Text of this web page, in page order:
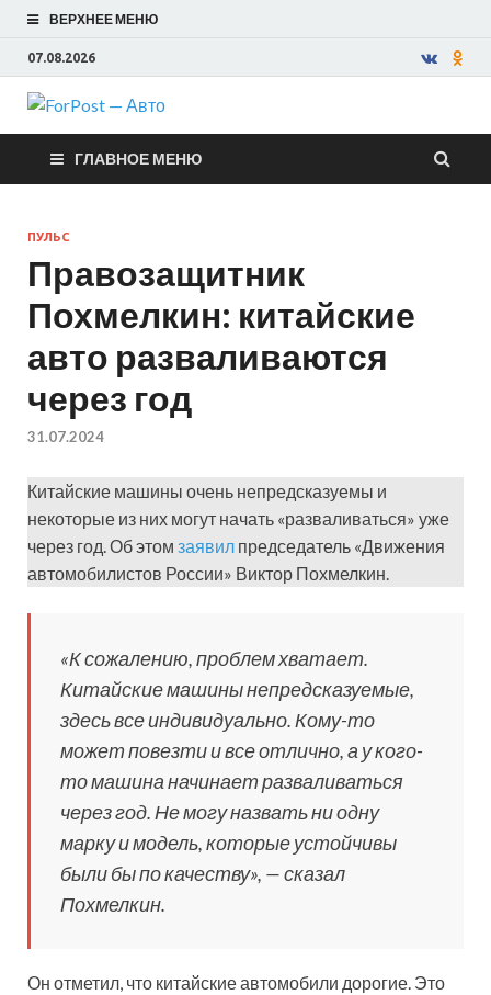
ВЕРХНЕЕ МЕНЮ
07.08.2026
ForPost —
Авто
ГЛАВНОЕ МЕНЮ
ПУЛЬС
Правозащитник
Похмелкин: китайские
авто разваливаются
через год
31.07.2024
Китайские машины очень непредсказуемы и
некоторые из них могут начать «разваливаться» уже
через год. Об этом заявил председатель «Движения
автомобилистов России» Виктор Похмелкин.
«К сожалению, проблем хватает.
Китайские машины непредсказуемые,
здесь все индивидуально. Кому-то
может повезти и все отлично, а у кого-
то машина начинает разваливаться
через год. Не могу назвать ни одну
марку и модель, которые устойчивы
были бы по качеству», — сказал
Похмелкин.
Он отметил, что китайские автомобили дорогие. Это